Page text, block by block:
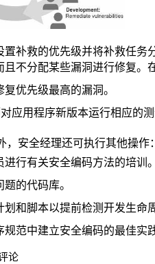
置补救的优先级并将补救任务
且不分配某些漏洞进行修复。
优先级最高的漏洞。
应用程序新版本运行相应的
，安全经理还可执行其他操作：
行有关安全编码方法的培训。
的代码库。
和脚本以提前检测开发生命
范中建立安全编码的最佳实践
论